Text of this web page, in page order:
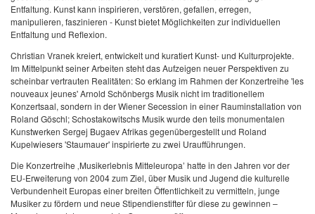
Entfaltung. Kunst kann inspirieren, verstören, gefallen, erregen,
manipulieren, faszinieren - Kunst bietet Möglichkeiten zur individuellen
Entfaltung und Reflexion.
Christian Vranek kreiert, entwickelt und kuratiert Kunst- und Kulturprojekte.
Im Mittelpunkt seiner Arbeiten steht das Aufzeigen neuer Perspektiven zu
scheinbar vertrauten Realitäten: So erklang im Rahmen der Konzertreihe 'les
nouveaux jeunes' Arnold Schönbergs Musik nicht im traditionellem
Konzertsaal, sondern in der Wiener Secession in einer Rauminstallation von
Roland Göschl; Schostakowitschs Musik wurde den teils monumentalen
Kunstwerken Sergej Bugaev Afrikas gegenübergestellt und Roland
Kupelwiesers 'Staumauer' inspirierte zu zwei Uraufführungen.
Die Konzertreihe ‚Musikerlebnis Mitteleuropa’ hatte in den Jahren vor der
EU-Erweiterung von 2004 zum Ziel, über Musik und Jugend die kulturelle
Verbundenheit Europas einer breiten Öffentlichkeit zu vermitteln, junge
Musiker zu fördern und neue Stipendienstifter für diese zu gewinnen –